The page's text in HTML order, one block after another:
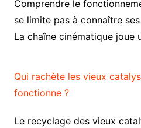
Comprendre le
se limite pas à connaître
La chaîne cinématique joue
Qui rachète les vieux
fonctionne ?
Le recyclage des vieux